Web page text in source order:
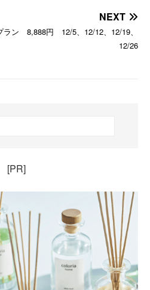
NEXT
ラン 8,888円 12/5、12/12、12/19、
12/26
[PR]